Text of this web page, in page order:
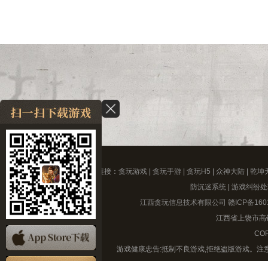
友情链接： 贪玩游戏 贪玩手游 贪玩H5 众神大陆
乾坤
防沉迷系统| 游戏纠纷
江西贪玩信息技术有限公司 赣ICP备
江西省上饶市
游戏健康忠告:抵制不良游戏,拒绝盗版游戏。